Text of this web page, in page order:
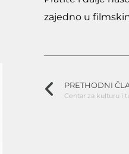
zajedno u
PRETHODNI